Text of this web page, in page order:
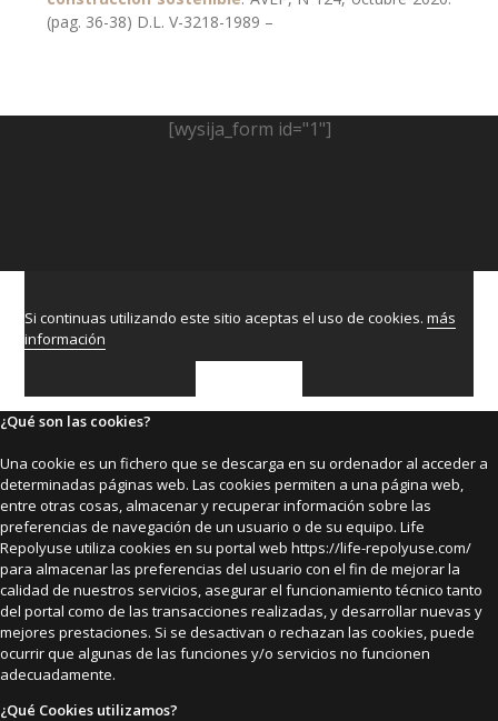
(pag. 36-38) D.L. V-3218-1989 –
[wysija_form id="1"]
Si continuas utilizando este sitio aceptas el uso de cookies.más
información
¿Qué son las cookies?
Una cookie es un fichero que se descarga en su ordenador al acceder a
determinadas páginas web. Las cookies permiten a una página web,
entre otras cosas, almacenar y recuperar información sobre las
preferencias de navegación de un usuario o de su equipo. Life
Repolyuse utiliza cookies en su portal web https://life-repolyuse.com/
para almacenar las preferencias del usuario con el fin de mejorar la
calidad de nuestros servicios, asegurar el funcionamiento técnico tanto
del portal como de las transacciones realizadas, y desarrollar nuevas y
mejores prestaciones. Si se desactivan o rechazan las cookies, puede
ocurrir que algunas de las funciones y/o servicios no funcionen
adecuadamente.
¿Qué Cookies utilizamos?